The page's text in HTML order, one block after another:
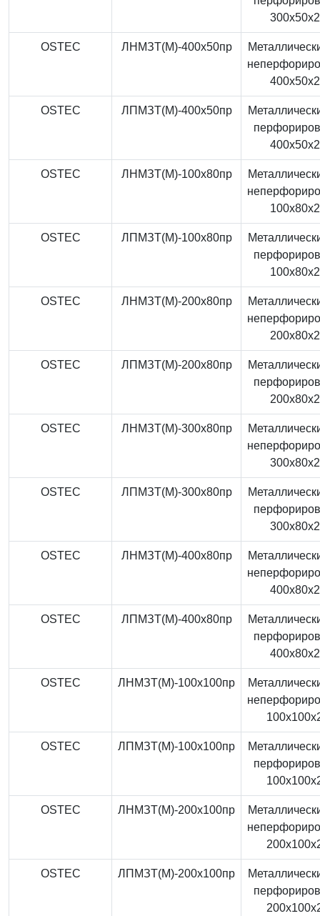
OSTEC ЛНМЗТ(М)-400x50пр
OSTEC ЛПМЗТ(М)-400x50пр
OSTEC ЛНМЗТ(М)-100x80пр
OSTEC ЛПМЗТ(М)-100x80пр
OSTEC ЛНМЗТ(М)-200x80пр
OSTEC ЛПМЗТ(М)-200x80пр
OSTEC ЛНМЗТ(М)-300x80пр
OSTEC ЛПМЗТ(М)-300x80пр
OSTEC ЛНМЗТ(М)-400x80пр
OSTEC ЛПМЗТ(М)-400x80пр
OSTEC ЛНМЗТ(М)-100x100пр
OSTEC ЛПМЗТ(М)-100x100пр
OSTEC ЛНМЗТ(М)-200x100пр
OSTEC ЛПМЗТ(М)-200x100пр